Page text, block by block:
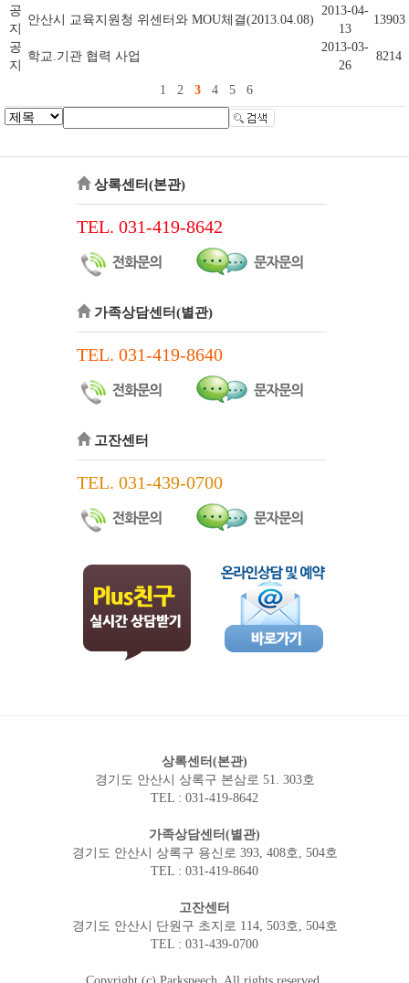
공
지
안산시 교육지원청 위센터와 MOU체결(2013.04.08)
2013-04-
13
13903
공
지
학교.기관 협력 사업
2013-03-
26
8214
1 2 3 4 5 6
상록센터(본관)
TEL. 031-419-8642
가족상담센터(별관)
TEL. 031-419-8640
고잔센터
TEL. 031-439-0700
상록센터(본관)
경기도 안산시 상록구 본삼로 51. 303호
TEL : 031-419-8642
가족상담센터(별관)
경기도 안산시 상록구 용신로 393, 408호, 504호
TEL : 031-419-8640
고잔센터
경기도 안산시 단원구 초지로 114, 503호, 504호
TEL : 031-439-0700